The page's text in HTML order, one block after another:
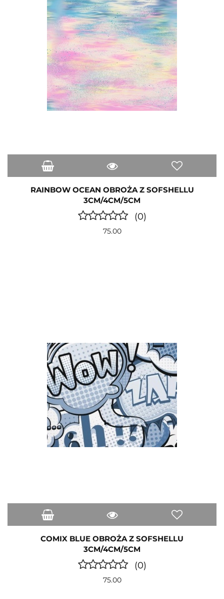
RAINBOW OCEAN OBROŻA Z SOFSHELLU
3CM/4CM/5CM
(0)
75.00
COMIX BLUE OBROŻA Z SOFSHELLU
3CM/4CM/5CM
(0)
75.00